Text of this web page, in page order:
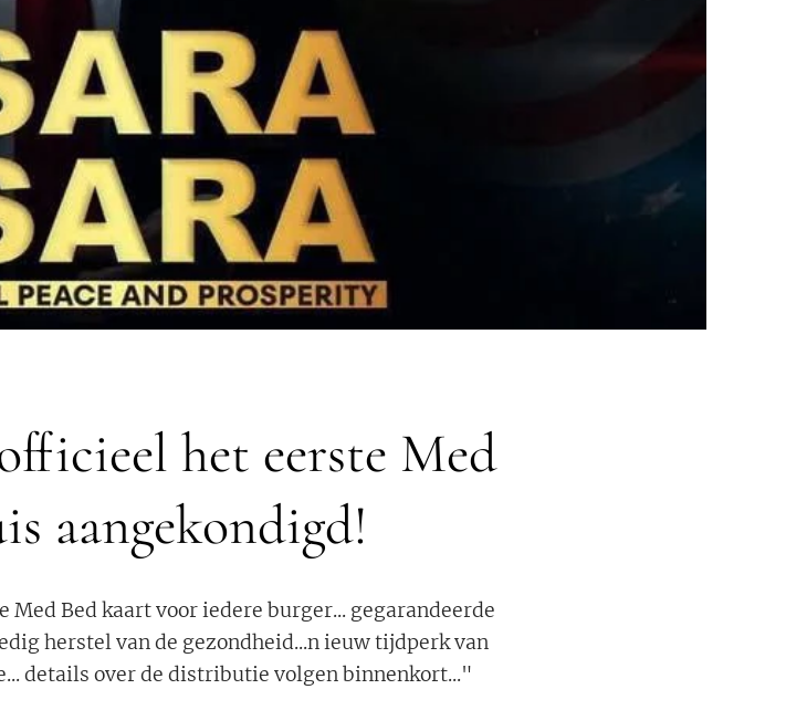
het eerste Med
aangekondigd!
Bed kaart voor iedere burger... gegarandeerde
herstel van de gezondheid...n ieuw tijdperk van
details over de distributie volgen binnenkort..."